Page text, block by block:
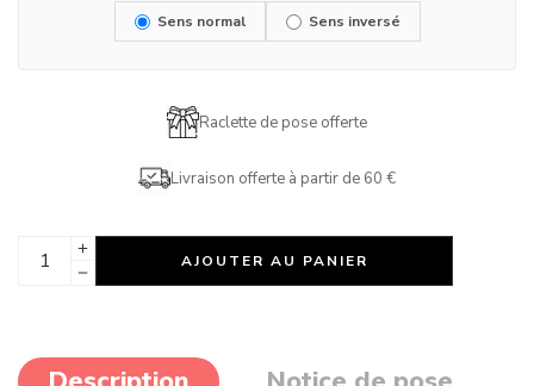
Sens normal Sens inversé
Raclette de pose offerte
Livraison offerte à partir de 60 €
AJOUTER AU PANIER